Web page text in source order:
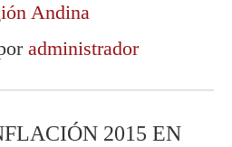
Andina
administrador
2015 EN